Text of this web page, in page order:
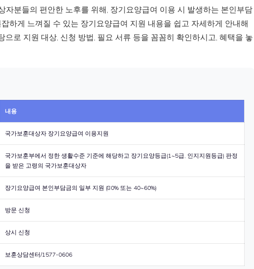
자분들의 편안한 노후를 위해, 장기요양급여 이용 시 발생하는 본인부담
하게 느껴질 수 있는 장기요양급여 지원 내용을 쉽고 자세하게 안내해
로 지원 대상, 신청 방법, 필요 서류 등을 꼼꼼히 확인하시고, 혜택을 놓
내용
국가보훈대상자 장기요양급여 이용지원
국가보훈부에서 정한 생활수준 기준에 해당하고 장기요양등급(1~5급, 인지지원등급) 판정
을 받은 고령의 국가보훈대상자
장기요양급여 본인부담금의 일부 지원 (80% 또는 40~60%)
방문 신청
상시 신청
보훈상담센터/1577-0606